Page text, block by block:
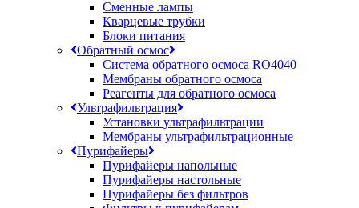
Сменные лампы
Кварцевые трубки
Блоки питания
Обратный осмос
Система обратного осмоса RO4040
Мембраны обратного осмоса
Реагенты для обратного осмоса
Ультрафильтрация
Установки ультрафильтрации
Мембраны ультрафильтрационные
Пурифайеры
Пурифайеры напольные
Пурифайеры настольные
Пурифайеры без фильтров